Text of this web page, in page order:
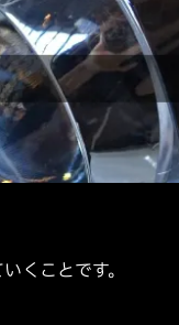
くことです。